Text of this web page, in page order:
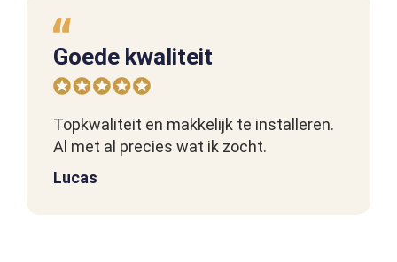
Goede kwaliteit
Topkwaliteit en makkelijk te installeren.
Al met al precies wat ik zocht.
Lucas